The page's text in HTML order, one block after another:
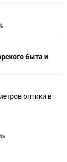
быта и
оптики в